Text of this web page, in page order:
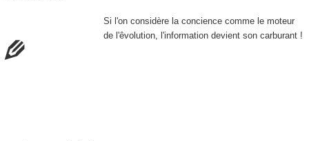
Si l'on considère la concience comme le moteur
de l'êvolution, l'information devient son carburant !